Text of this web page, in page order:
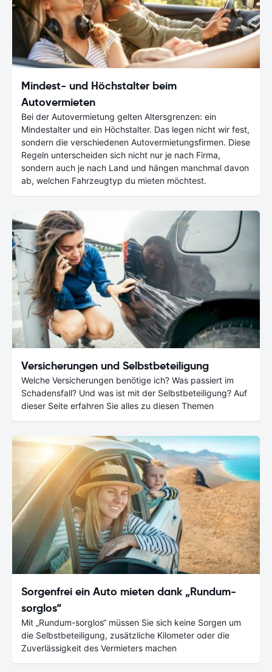
Mindest- und Höchstalter beim
Autovermieten
Bei der Autovermietung gelten Altersgrenzen: ein
Mindestalter und ein Höchstalter. Das legen nicht wir fest,
sondern die verschiedenen Autovermietungsfirmen. Diese
Regeln unterscheiden sich nicht nur je nach Firma,
sondern auch je nach Land und hängen manchmal davon
ab, welchen Fahrzeugtyp du mieten möchtest.
Versicherungen und Selbstbeteiligung
Welche Versicherungen benötige ich? Was passiert im
Schadensfall? Und was ist mit der Selbstbeteiligung? Auf
dieser Seite erfahren Sie alles zu diesen Themen
Sorgenfrei ein Auto mieten dank „Rundum-
sorglos“
Mit „Rundum-sorglos“ müssen Sie sich keine Sorgen um
die Selbstbeteiligung, zusätzliche Kilometer oder die
Zuverlässigkeit des Vermieters machen